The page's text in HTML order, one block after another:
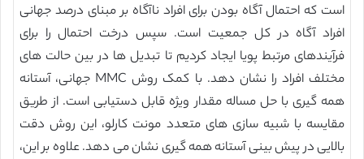
است که احتمال آگاه بودن برای افراد ناآگاه بر مبنای درصد جهانی
افراد آگاه در کل جمعیت است. سپس درخت احتمال را برای
فرآیندهای مرتبط پویا ایجاد کردیم تا تبدیل ها در بین حالت های
مختلف افراد را نشان دهد. با کمک روش MMC جهانی، آستانه
همه گیری با حل مساله مقدار ویژه قابل دستیابی است. از طریق
مقایسه با شبیه سازی های متعدد مونت کارلو، این روش دقت
بالایی در پیش بینی آستانه همه گیری نشان می دهد. علاوه بر این،